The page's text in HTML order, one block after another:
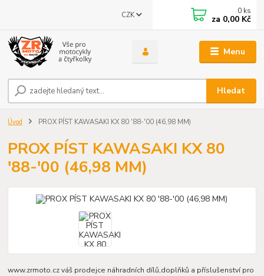
Menu
CZK
Hledat
0 ks
za 0,00 Kč
Úvod PROX PÍST KAWASAKI KX 80 '88-'00 (46,98 MM)
PROX PÍST KAWASAKI KX 80
'88-'00 (46,98 MM)
www.zrmoto.cz váš prodejce náhradních dílů,doplňků a příslušenství pro